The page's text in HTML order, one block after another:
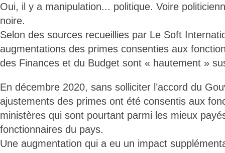
Oui, il y a manipulation... politique. Voire
noire.
Selon des sources recueillies par Le Soft
augmentations des primes consenties aux
des Finances et du Budget sont « hautement »
En décembre 2020, sans solliciter l’accord du
ajustements des primes ont été consentis aux
ministères qui sont pourtant parmi les mieux
fonctionnaires du pays.
Une augmentation qui a eu un impact